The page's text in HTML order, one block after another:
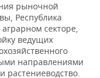
рыночной
Республика
секторе,
ведущих
направлениями
растениеводство.